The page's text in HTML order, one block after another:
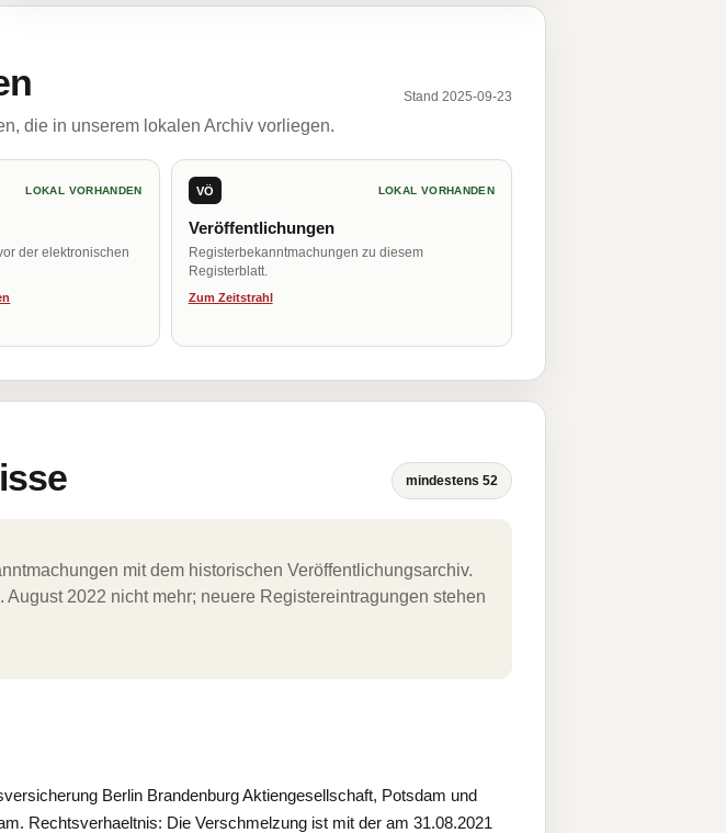
Stand 2025-09-23
die in unserem lokalen Archiv vorliegen.
LOKAL VORHANDEN
der elektronischen
VÖ LOKAL VORHANDEN
Veröffentlichungen
Registerbekanntmachungen zu diesem
Registerblatt.
Zum Zeitstrahl
mindestens 52
mit dem historischen Veröffentlichungsarchiv.
2022 nicht mehr; neuere Registereintragungen stehen
Berlin Brandenburg Aktiengesellschaft, Potsdam und
Rechtsverhaeltnis: Die Verschmelzung ist mit der am 31.08.2021